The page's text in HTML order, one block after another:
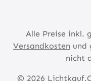
Alle Preise inkl.
Versandkosten und
nicht
© 2026